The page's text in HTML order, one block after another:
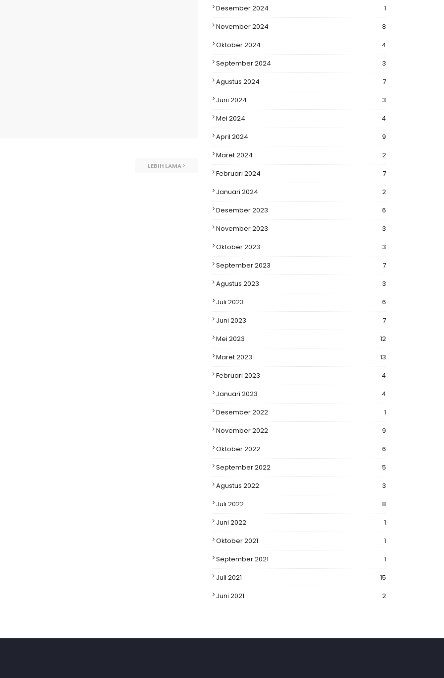
LEBIH LAMA
Desember 2024
1
November 2024
8
Oktober 2024
4
September 2024
3
Agustus 2024
7
Juni 2024
3
Mei 2024
4
April 2024
9
Maret 2024
2
Februari 2024
7
Januari 2024
2
Desember 2023
6
November 2023
3
Oktober 2023
3
September 2023
7
Agustus 2023
3
Juli 2023
6
Juni 2023
7
Mei 2023
12
Maret 2023
13
Februari 2023
4
Januari 2023
4
Desember 2022
1
November 2022
9
Oktober 2022
6
September 2022
5
Agustus 2022
3
Juli 2022
8
Juni 2022
1
Oktober 2021
1
September 2021
1
Juli 2021
15
Juni 2021
2